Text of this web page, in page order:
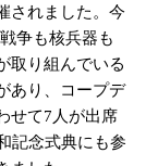
されました。今
争も核兵器も
取り組んでいる
あり、コープデ
せて7人が出席
記念式典にも参